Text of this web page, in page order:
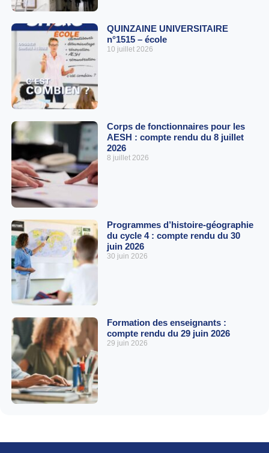
QUINZAINE UNIVERSITAIRE
n°1515 – école
10 juillet 2026
Corps de fonctionnaires pour les
AESH : compte rendu du 8 juillet
2026
8 juillet 2026
Programmes d’histoire-géographie
du cycle 4 : compte rendu du 30
juin 2026
30 juin 2026
Formation des enseignants :
compte rendu du 29 juin 2026
29 juin 2026